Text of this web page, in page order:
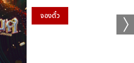
จองตั๋ว